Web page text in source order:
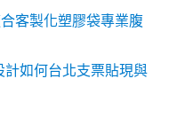
客製化塑膠袋專業腹
如何台北支票貼現與